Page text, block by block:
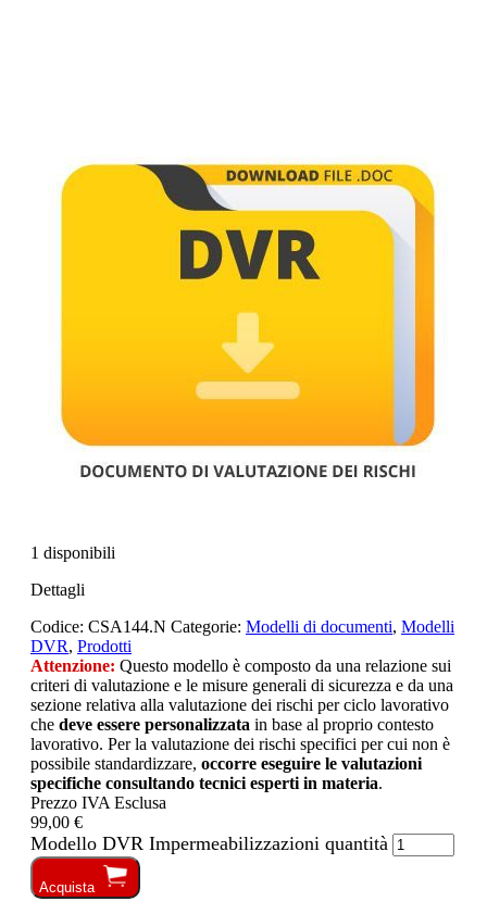
1 disponibili
Dettagli
Codice: CSA144.N Categorie: Modelli di documenti, Modelli
DVR, Prodotti
Attenzione: Questo modello è composto da una relazione sui
criteri di valutazione e le misure generali di sicurezza e da una
sezione relativa alla valutazione dei rischi per ciclo lavorativo
che deve essere personalizzata in base al proprio contesto
lavorativo. Per la valutazione dei rischi specifici per cui non è
possibile standardizzare, occorre eseguire le valutazioni
specifiche consultando tecnici esperti in materia.
Prezzo IVA Esclusa
99,00 €
Modello DVR Impermeabilizzazioni quantità
Acquista